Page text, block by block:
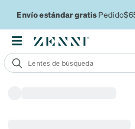
Envío estándar gratis